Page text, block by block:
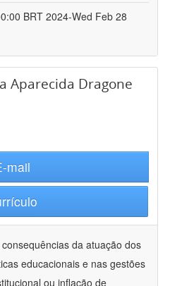
BRT 2024-Wed Feb 28
Aparecida Dragone
mail
da atuação dos
educacionais e nas gestões
ou inflação de